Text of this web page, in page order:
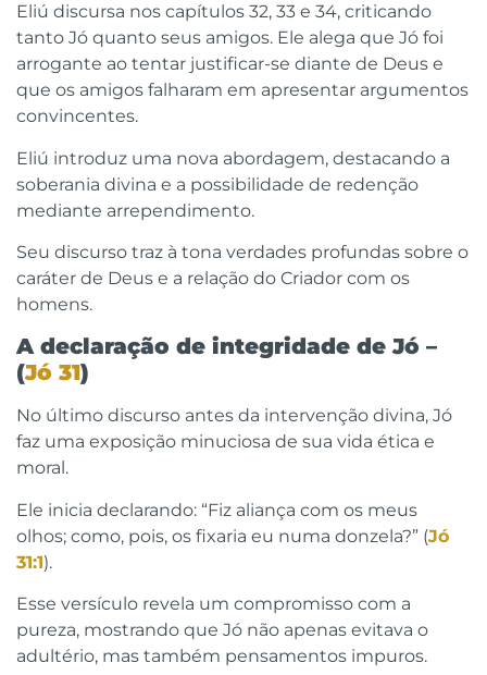
Eliú discursa nos capítulos 32, 33 e 34, criticando
tanto Jó quanto seus amigos. Ele alega que Jó foi
arrogante ao tentar justificar-se diante de Deus e
que os amigos falharam em apresentar argumentos
convincentes.
Eliú introduz uma nova abordagem, destacando a
soberania divina e a possibilidade de redenção
mediante arrependimento.
Seu discurso traz à tona verdades profundas sobre o
caráter de Deus e a relação do Criador com os
homens.
A declaração de integridade de Jó –
(Jó 31)
No último discurso antes da intervenção divina, Jó
faz uma exposição minuciosa de sua vida ética e
moral.
Ele inicia declarando: “Fiz aliança com os meus
olhos; como, pois, os fixaria eu numa donzela?” (Jó
31:1).
Esse versículo revela um compromisso com a
pureza, mostrando que Jó não apenas evitava o
adultério, mas também pensamentos impuros.